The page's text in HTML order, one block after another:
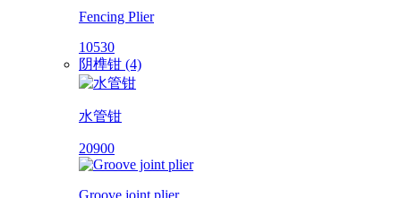
Fencing Plier
10530
阴榫钳 (4)
水管钳
20900
Groove joint plier